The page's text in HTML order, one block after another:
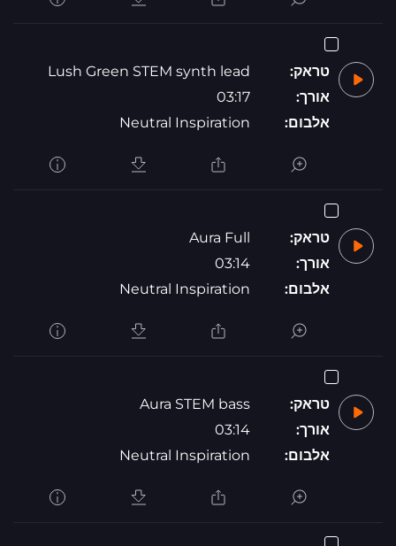
טראק:
Lush Green STEM synth lead
אורך:
03:17
אלבום:
Neutral Inspiration
טראק:
Aura Full
אורך:
03:14
אלבום:
Neutral Inspiration
טראק:
Aura STEM bass
אורך:
03:14
אלבום:
Neutral Inspiration